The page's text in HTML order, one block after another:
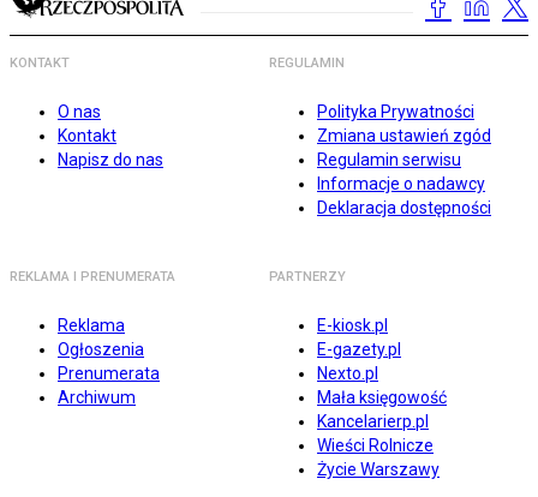
KONTAKT
O nas
Kontakt
Napisz do nas
REGULAMIN
Polityka Prywatności
Zmiana ustawień zgód
Regulamin serwisu
Informacje o nadawcy
Deklaracja dostępności
REKLAMA I PRENUMERATA
Reklama
Ogłoszenia
Prenumerata
Archiwum
PARTNERZY
E-kiosk.pl
E-gazety.pl
Nexto.pl
Mała księgowość
Kancelarierp.pl
Wieści Rolnicze
Życie Warszawy